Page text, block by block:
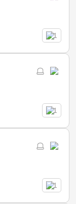
1
1
1